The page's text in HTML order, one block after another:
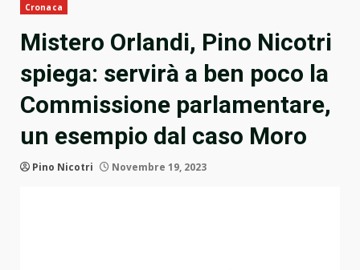
Cronaca
Mistero Orlandi, Pino Nicotri
spiega: servirà a ben poco la
Commissione parlamentare,
un esempio dal caso Moro
Pino Nicotri Novembre 19, 2023